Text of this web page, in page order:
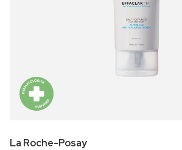
La Roche-Posay